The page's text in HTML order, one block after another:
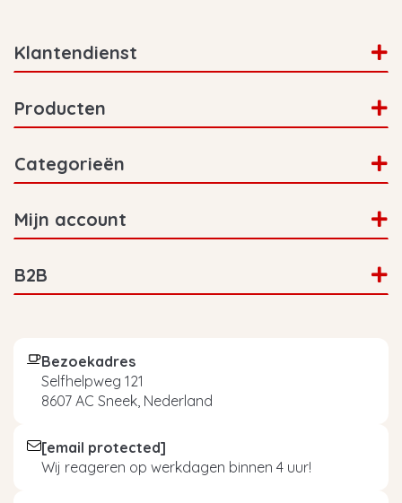
Klantendienst
Producten
Categorieën
Mijn account
B2B
Bezoekadres
Selfhelpweg 121
8607 AC Sneek, Nederland
[email protected]
Wij reageren op werkdagen binnen 4 uur!